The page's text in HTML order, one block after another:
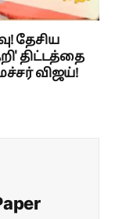
தேசிய
திட்டத்தை
விஜய்!